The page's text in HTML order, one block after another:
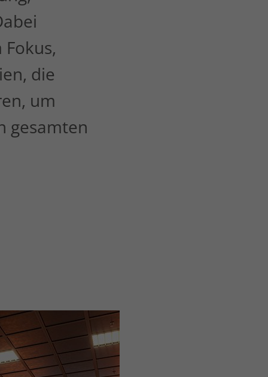
die
um
gesamten